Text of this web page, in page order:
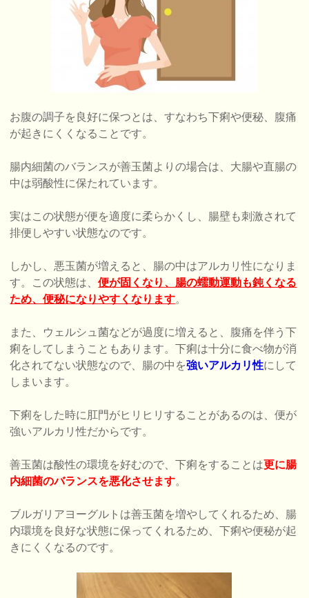
お腹の調子を良好に保つとは、すなわち下痢や便秘、腹痛
が起きにくくなることです。
腸内細菌のバランスが善玉菌よりの場合は、大腸や直腸の
中は弱酸性に保たれています。
実はこの状態が便を適度に柔らかくし、腸壁も刺激されて
排便しやすい状態なのです。
しかし、悪玉菌が増えると、腸の中はアルカリ性になりま
す。この状態は、便が固くなり、腸の蠕動運動も鈍くなる
ため、便秘になりやすくなります。
また、ウェルシュ菌などが過度に増えると、腹痛を伴う下
痢をしてしまうこともあります。下痢は十分に食べ物が消
化されてない状態なので、腸の中を強いアルカリ性にして
しまいます。
下痢をした時に肛門がヒリヒリすることがあるのは、便が
強いアルカリ性だからです。
善玉菌は酸性の環境を好むので、下痢をすることは更に腸
内細菌のバランスを悪化させます。
ブルガリアヨーグルトは善玉菌を増やしてくれるため、腸
内環境を良好な状態に保ってくれるため、下痢や便秘が起
きにくくなるのです。